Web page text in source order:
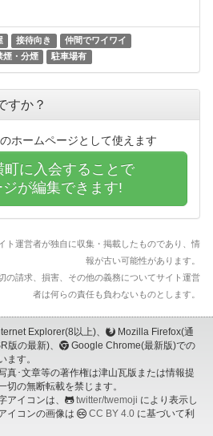
接待向き
仲間でワイワイ
煙・分煙 駐車場有
すか？
ホームページとして使えます
町に入会することで
ジが編集できます!
ト運営者が独自に収集・掲載したものであり、情
報が古い可能性があります。
の請求、損害、その他の義務についてサイト運営
者は何らの責任も負わないものとします。
Explorer(8以上)、
Mozilla Firefox(通
版の最新)、
Google Chrome(最新版)での
ます。
真･文章等の著作権は津山瓦版または情報提
切の無断転載を禁じます。
アイコンは、
twitter/twemoji により表示し
イコンの画像は
CC BY 4.0 に基づいて利